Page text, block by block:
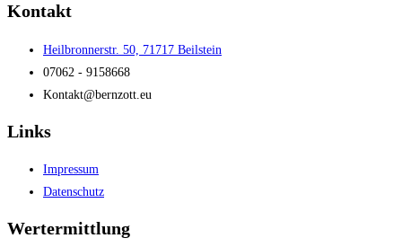
Kontakt
Heilbronnerstr. 50, 71717 Beilstein
07062 - 9158668
Kontakt@bernzott.eu
Links
Impressum
Datenschutz
Wertermittlung